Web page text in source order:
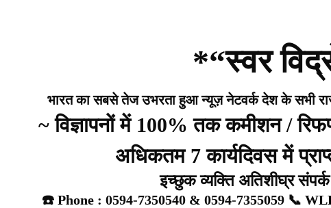
*“स्वर
भारत का सबसे तेज उभरता हुआ न्यूज़ नेटवर्क देश के सभी
~ विज्ञापनों में 100% तक कमीशन /
अधिकतम 7 कार्यदिवस में
इच्छुक व्यक्ति अतिशीघ्र
☎️ Phone : 0594-7350540 & 0594-7355059 📞